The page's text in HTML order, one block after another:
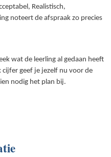
Realistisch,
noteert de afspraak zo precies
wat de leerling al gedaan heeft
cijfer geef je jezelf nu voor de
nodig het plan bij.